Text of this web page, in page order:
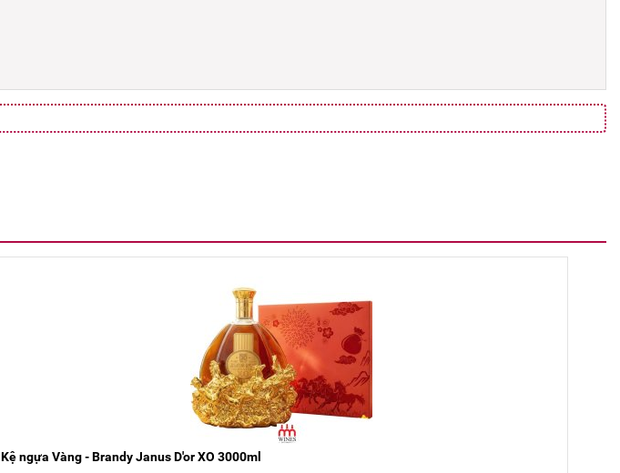
Kệ ngựa Vàng - Brandy Janus D'or XO 3000ml